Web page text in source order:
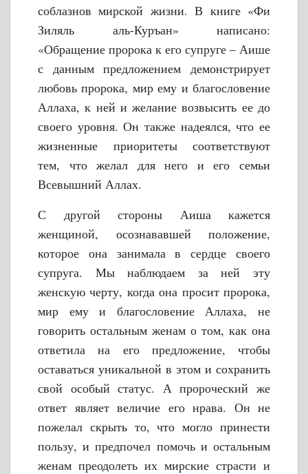
соблазнов мирской жизни.В книге «Фи
Зиляль аль-Куръан» написано:
«Обращение пророка к его супруге – Аише
с данным предложением демонстрирует
любовь пророка, мир ему и благословение
Аллаха, к ней и желание возвысить ее до
своего уровня. Он также надеялся, что ее
жизненные приоритеты соответствуют
тем, что желал для него и его семьи
Всевышний Аллах.
С другой стороны Аиша кажется
женщиной, осознававшей положение,
которое она занимала в сердце своего
супруга. Мы наблюдаем за ней эту
женскую черту, когда она просит пророка,
мир ему и благословение Аллаха, не
говорить остальным женам о том, как она
ответила на его предложение, чтобы
оставаться уникальной в этом и сохранить
свой особый статус. А пророческий же
ответ являет величие его нрава. Он не
пожелал скрыть то, что могло принести
пользу, и предпочел помочь и остальным
женам преодолеть их мирские страсти и